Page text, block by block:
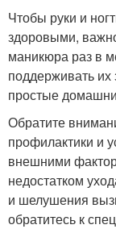
Чтобы руки и
здоровыми,
маникюра раз в
поддерживать
простые
Обратите
профилактики и
внешними
недостатком
и шелушения
обратитесь к